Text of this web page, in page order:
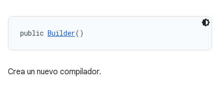
public Builder()
Crea un nuevo compilador.